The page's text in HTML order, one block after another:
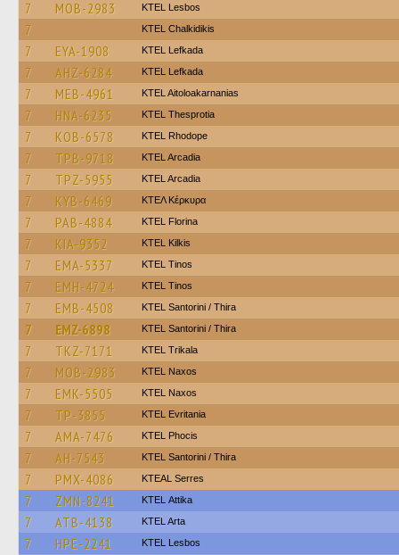
7 MOB-2983 KTEL Lesbos
7 ΚΤΕL Chalkidikis
7 EYA-1908 KTEL Lefkada
7 AHZ-6284 KTEL Lefkada
7 MEB-4961 KTEL Aitoloakarnanias
7 HNA-6235 KTEL Thesprotia
7 KOB-6578 KTEL Rhodope
7 TPB-9718 KTEL Arcadia
7 TPZ-5955 KTEL Arcadia
7 KYB-6469 ΚΤΕΛ Κέρκυρα
7 PAB-4884 KTEL Florina
7 KIA-9352 KTEL Kilkis
7 EMA-5337 KTEL Tinos
7 EMH-4724 KTEL Tinos
7 EMB-4508 KTEL Santorini / Thira
7 EMZ-6898 KTEL Santorini / Thira
7 TKZ-7171 ΚΤΕL Τrikala
7 MOB-2983 KTEL Naxos
7 EMK-5505 KTEL Naxos
7 TP-3855 ΚΤΕL Evritania
7 AMA-7476 ΚΤΕL Phocis
7 AH-7543 KTEL Santorini / Thira
7 PMX-4086 KTEAL Serres
7 ZMN-8241 KΤΕL Αttika
7 ATB-4138 KTEL Arta
7 HPE-2241 KTEL Lesbos